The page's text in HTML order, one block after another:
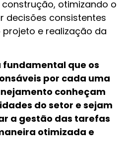
otimizando o
decisões consistentes
e realização da
fundamental que os
por cada uma
conheçam
do setor e sejam
a gestão das tarefas
otimizada e